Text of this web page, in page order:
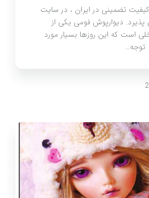
تضمینی در ایران ، در سایت
پذیرد. دیوارپوش فومی یکی از
است که این روزها بسیار مورد
توجه…